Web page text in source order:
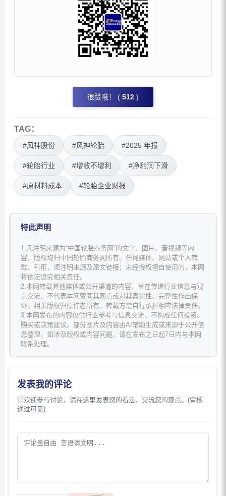
很赞哦！ ( 512 )
TAG：
#风神股份 #风神轮胎 #2025 年报
#轮胎行业 #增收不增利 #净利润下滑
#原材料成本 #轮胎企业财报
特此声明
1.凡注明来源为“中国轮胎商务网”的文字、图片、音视频等内
容，版权均归中国轮胎商务网所有。任何媒体、网站或个人转
载、引用，须注明来源及原文链接；未经授权擅自使用的，本网
将依法追究相关责任。
2.本网转载其他媒体或公开渠道的内容，旨在传递行业信息与观
点交流，不代表本网赞同其观点或对其真实性、完整性作出保
证。相关版权归原作者所有，转载方需自行承担相应法律责任。
3.本网发布的内容仅供行业参考与信息交流，不构成任何投资、
购买或决策建议。部分图片及内容由AI辅助生成或来源于公开信
息整理，如涉及版权或内容问题，请在发布之日起7日内与本网
联系处理。
发表我的评论
◎欢迎参与讨论，请在这里发表您的看法、交流您的观点。(审核
通过可见)